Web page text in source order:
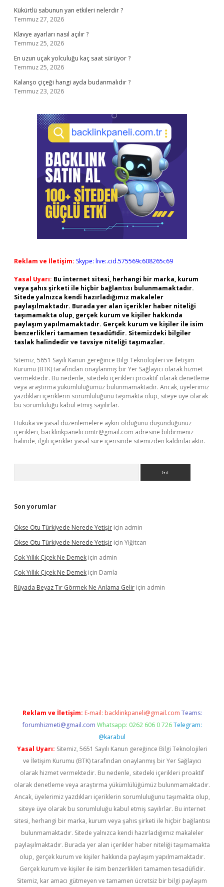
Kükürtlü sabunun yan etkileri nelerdir ?
Temmuz 27, 2026
Klavye ayarları nasıl açılır ?
Temmuz 25, 2026
En uzun uçak yolculuğu kaç saat sürüyor ?
Temmuz 25, 2026
Kalanşo çiçeği hangi ayda budanmalıdır ?
Temmuz 23, 2026
Reklam ve İletişim: Skype: live:.cid.575569c608265c69
Yasal Uyarı: Bu internet sitesi, herhangi bir marka, kurum
veya şahıs şirketi ile hiçbir bağlantısı bulunmamaktadır.
Sitede yalnızca kendi hazırladığımız makaleler
paylaşılmaktadır. Burada yer alan içerikler haber niteliği
taşımamakta olup, gerçek kurum ve kişiler hakkında
paylaşım yapılmamaktadır. Gerçek kurum ve kişiler ile isim
benzerlikleri tamamen tesadüfidir. Sitemizdeki bilgiler
taslak halindedir ve tavsiye niteliği taşımazlar.
Sitemiz, 5651 Sayılı Kanun gereğince Bilgi Teknolojileri ve İletişim
Kurumu (BTK) tarafından onaylanmış bir Yer Sağlayıcı olarak hizmet
vermektedir. Bu nedenle, sitedeki içerikleri proaktif olarak denetleme
veya araştırma yükümlülüğümüz bulunmamaktadır. Ancak, üyelerimiz
yazdıkları içeriklerin sorumluluğunu taşımakta olup, siteye üye olarak
bu sorumluluğu kabul etmiş sayılırlar.
Hukuka ve yasal düzenlemelere aykırı olduğunu düşündüğünüz
içerikleri, backlinkpanelicomtr@gmail.com adresine bildirmeniz
halinde, ilgili içerikler yasal süre içerisinde sitemizden kaldırılacaktır.
Son yorumlar
Ökse Otu Türkiyede Nerede Yetişir için admin
Ökse Otu Türkiyede Nerede Yetişir için Yiğitcan
Çok Yıllık Çiçek Ne Demek için admin
Çok Yıllık Çiçek Ne Demek için Damla
Rüyada Beyaz Tır Görmek Ne Anlama Gelir için admin
Reklam ve İletişim: E-mail: backlinkpaneli@gmail.com Teams:
forumhizmeti@gmail.com Whatsapp: 0262 606 0 726 Telegram:
@karabul
Yasal Uyarı: Sitemiz, 5651 Sayılı Kanun gereğince Bilgi Teknolojileri
ve İletişim Kurumu (BTK) tarafından onaylanmış bir Yer Sağlayıcı
olarak hizmet vermektedir. Bu nedenle, sitedeki içerikleri proaktif
olarak denetleme veya araştırma yükümlülüğümüz bulunmamaktadır.
Ancak, üyelerimiz yazdıkları içeriklerin sorumluluğunu taşımakta olup,
siteye üye olarak bu sorumluluğu kabul etmiş sayılırlar. Bu internet
sitesi, herhangi bir marka, kurum veya şahıs şirketi ile hiçbir bağlantısı
bulunmamaktadır. Sitede yalnızca kendi hazırladığımız makaleler
paylaşılmaktadır. Burada yer alan içerikler haber niteliği taşımamakta
olup, gerçek kurum ve kişiler hakkında paylaşım yapılmamaktadır.
Gerçek kurum ve kişiler ile isim benzerlikleri tamamen tesadüfidir.
Sitemiz, kar amacı gütmeyen ve tamamen ücretsiz bir bilgi paylaşım